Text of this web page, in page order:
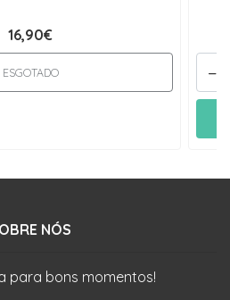
16,90€
ESGOTADO -
NÓS
para bons momentos!